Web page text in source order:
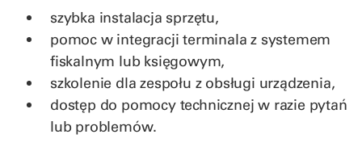
szybka instalacja sprzętu,
pomoc w integracji terminala z systemem
fiskalnym lub księgowym,
szkolenie dla zespołu z obsługi urządzenia,
dostęp do pomocy technicznej w razie pytań
lub problemów.